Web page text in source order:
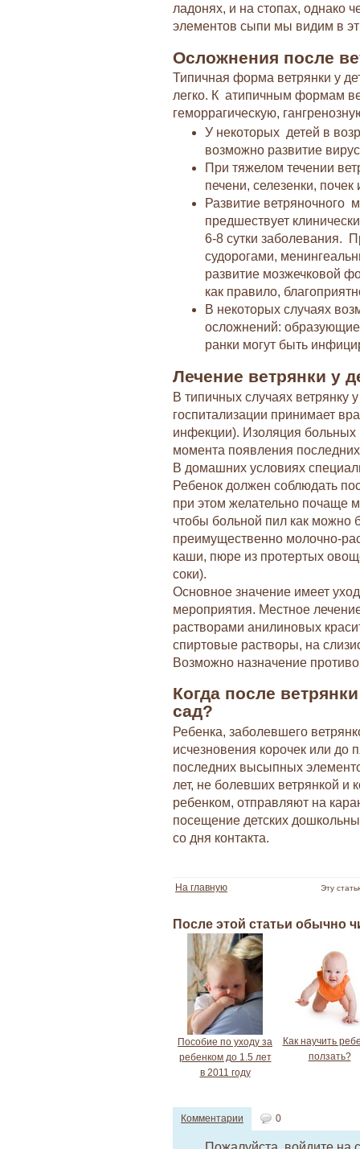
ладонях, и на стопах, однако
элементов сыпи мы видим в
Осложнения после
Типичная форма ветрянки у
легко. К атипичным формам
геморрагическую,
У некоторых детей в
возможно развитие
При тяжелом течении
печени, селезенки,
Развитие ветряночного
предшествует
6-8 сутки заболевания.
судорогами,
развитие мозжечковой
как правило,
В некоторых случаях
осложнений:
ранки могут быть
Лечение ветрянки у
В типичных случаях ветрянку
госпитализации принимает
инфекции). Изоляция больных
момента появления
В домашних условиях
Ребенок должен соблюдать
при этом желательно почаще
чтобы больной пил как можно
преимущественно молочно-
каши, пюре из протертых
соки).
Основное значение имеет
мероприятия. Местное
растворами анилиновых
спиртовые растворы, на
Возможно назначение
Когда после
сад?
Ребенка, заболевшего
исчезновения корочек или до
последних высыпных
лет, не болевших ветрянкой и
ребенком, отправляют на
посещение детских
со дня контакта.
На главную Эту
После этой статьи обычно
Пособие по уходу за
ребенком до 1.5 лет
в 2011 году
Как научить
ползать?
Комментарии 0